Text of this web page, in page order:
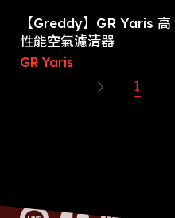
【Greddy】GR Yaris 高
性能空氣濾清器
GR Yaris
1